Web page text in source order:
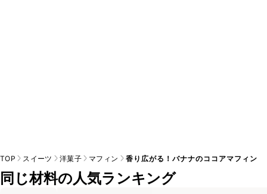
TOP スイーツ 洋菓子 マフィン 香り広がる！バナナのココアマフィン
同じ材料の人気ランキング